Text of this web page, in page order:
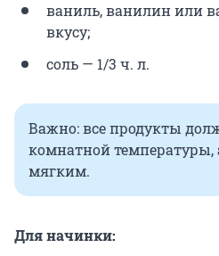
ваниль, ванилин или
вкусу;
соль — 1/3 ч. л.
Важно: все продукты
комнатной температуры,
мягким.
Для начинки: